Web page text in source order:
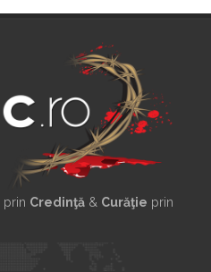
prin Credinţă & Curăţie prin